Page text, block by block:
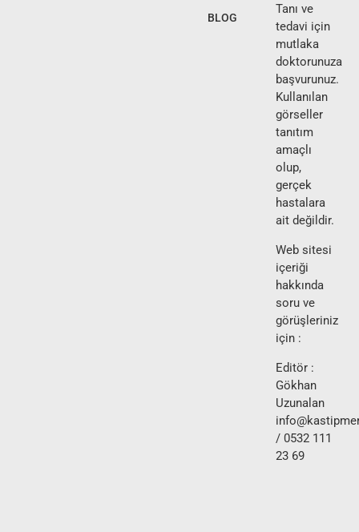
BLOG
Tanı ve
tedavi için
mutlaka
doktorunuza
başvurunuz.
Kullanılan
görseller
tanıtım
amaçlı
olup,
gerçek
hastalara
ait değildir.
Web sitesi
içeriği
hakkında
soru ve
görüşleriniz
için :
Editör :
Gökhan
Uzunalan
/ 0532 111
23 69